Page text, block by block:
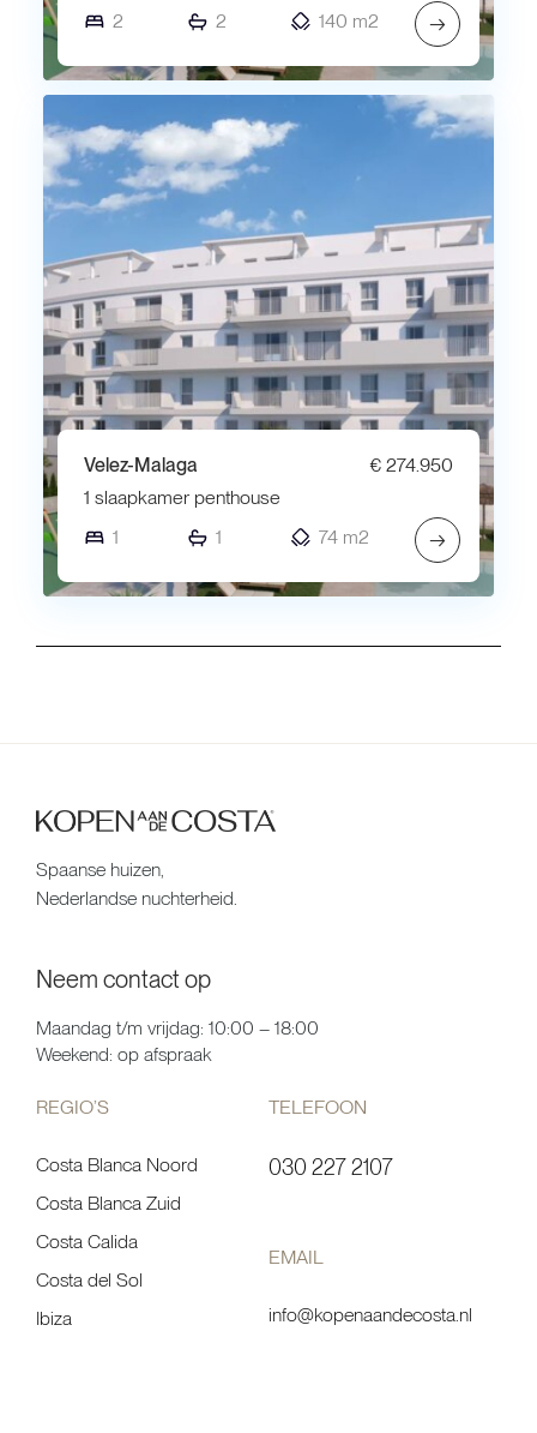
2
2 140 m2 →
Velez-Malaga
€ 274.950
1 slaapkamer penthouse
1
1 74 m2 →
Spaanse huizen,
Nederlandse nuchterheid.
Neem contact op
Maandag t/m vrijdag: 10:00 – 18:00
Weekend: op afspraak
REGIO’S
Costa Blanca Noord
Costa Blanca Zuid
Costa Calida
Costa del Sol
Ibiza
TELEFOON
030 227 2107
EMAIL
info@kopenaandecosta.nl